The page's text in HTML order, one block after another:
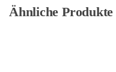
Ähnliche Produkte